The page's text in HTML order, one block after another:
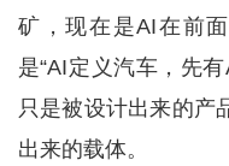
矿，现在是AI在前
是“AI定义汽车，先
只是被设计出来的产
出来的载体。